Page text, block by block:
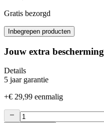
Gratis bezorgd
Inbegrepen producten
Jouw extra bescherming
Details
5 jaar garantie
+€ 29,99 eenmalig